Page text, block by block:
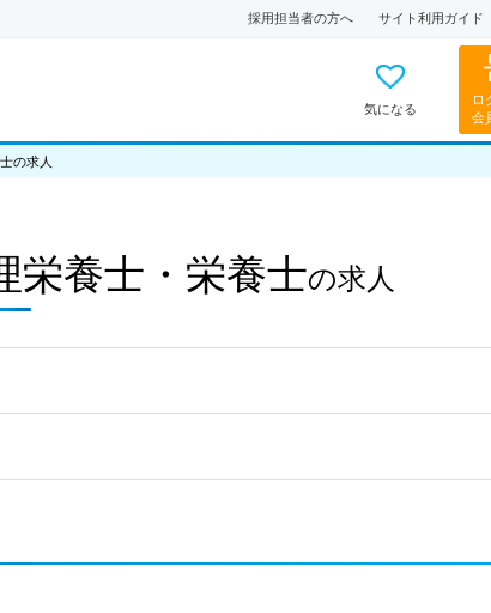
採用担当者の方へ サイト利用ガイド
気になる
ロ
会
の求人
栄養士・栄養士の求人